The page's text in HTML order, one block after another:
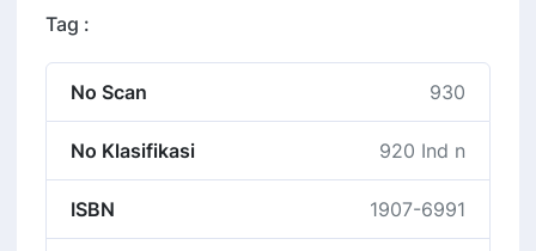
Tag :
No Scan 930
No Klasifikasi 920 Ind n
ISBN 1907-6991